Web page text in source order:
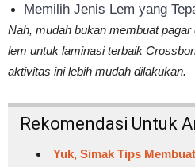
Memilih Jenis Lem yang
Nah, mudah bukan membuat
lem untuk laminasi terbaik
aktivitas ini lebih mudah dilakukan.
Rekomendasi Untuk
Yuk, Simak Tips